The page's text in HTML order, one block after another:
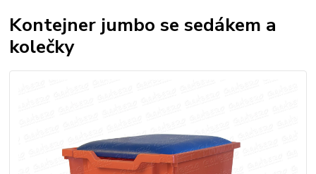
Kontejner jumbo se sedákem a
kolečky